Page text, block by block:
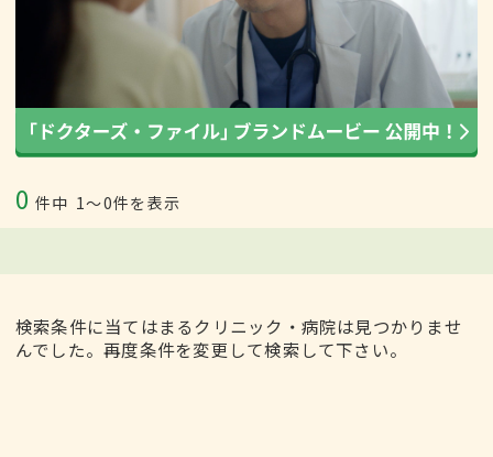
0 件中 1〜0件を表示
検索条件に当てはまるクリニック・病院は見つかりませ
んでした。再度条件を変更して検索して下さい。